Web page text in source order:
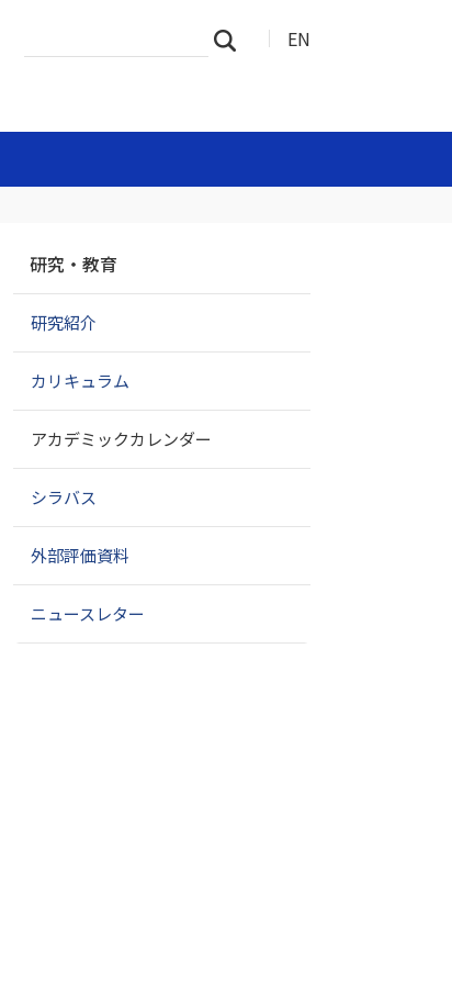
EN
イ
細
ビ
ゲ
シ
ン
研究・教育
研究紹介
カリキュラム
アカデミックカレンダー
シラバス
外部評価資料
ニュースレター